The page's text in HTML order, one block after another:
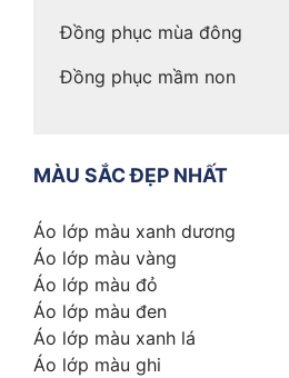
Đồng phục mùa đông
Đồng phục mầm non
MÀU SẮC ĐẸP NHẤT
Áo lớp màu xanh dương
Áo lớp màu vàng
Áo lớp màu đỏ
Áo lớp màu đen
Áo lớp màu xanh lá
Áo lớp màu ghi